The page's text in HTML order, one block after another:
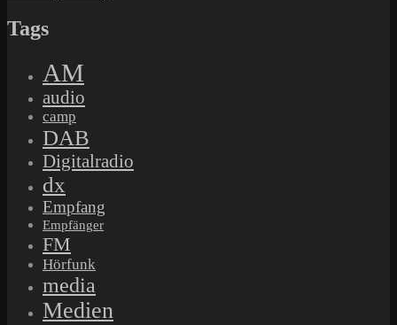
Tags
AM
audio
camp
DAB
Digitalradio
dx
Empfang
Empfänger
FM
Hörfunk
media
Medien